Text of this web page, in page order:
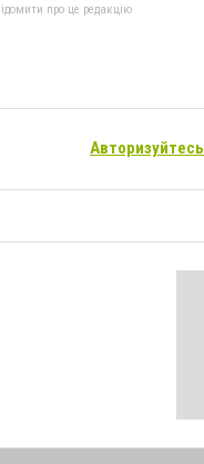
про це редакцію
Авторизуйтесь